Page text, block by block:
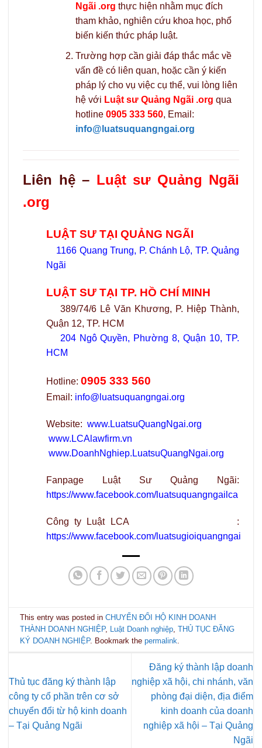
Ngãi .org thực hiện nhằm mục đích
tham khảo, nghiên cứu khoa học, phổ
biến kiến thức pháp luật.
Trường hợp cần giải đáp thắc mắc về
vấn đề có liên quan, hoặc cần ý kiến
pháp lý cho vụ việc cụ thể, vui lòng liên
hệ với Luật sư Quảng Ngãi .org qua
hotline 0905 333 560, Email:
info@luatsuquangngai.org
Liên hệ – Luật sư Quảng Ngãi
.org
LUẬT SƯ TẠI QUẢNG NGÃI
1166 Quang Trung, P. Chánh Lộ, TP. Quảng
Ngãi
LUẬT SƯ TẠI TP. HỒ CHÍ MINH
389/74/6 Lê Văn Khương, P. Hiệp Thành,
Quận 12, TP. HCM
204 Ngô Quyền, Phường 8, Quận 10, TP.
HCM
Hotline: 0905 333 560
Email: info@luatsuquangngai.org
Website: www.LuatsuQuangNgai.org
www.LCAlawfirm.vn
www.DoanhNghiep.LuatsuQuangNgai.org
Fanpage Luật Sư Quảng Ngãi:
https://www.facebook.com/luatsuquangngailca
Công ty Luật LCA :
https://www.facebook.com/luatsugioiquangngai
This entry was posted inCHUYỂN ĐỔI HỘ KINH DOANH
THÀNH DOANH NGHIỆP, Luật Doanh nghiệp ,THỦ TỤC ĐĂNG
KÝ DOANH NGHIỆP. Bookmark thepermalink
Thủ tục đăng ký thành lập
công ty cổ phần trên cơ sở
chuyển đổi từ hộ kinh doanh
– Tại Quảng Ngãi
Đăng ký thành lập doanh
nghiệp xã hội, chi nhánh, văn
phòng đại diện, địa điểm
kinh doanh của doanh
nghiệp xã hội – Tại Quảng
Ngãi